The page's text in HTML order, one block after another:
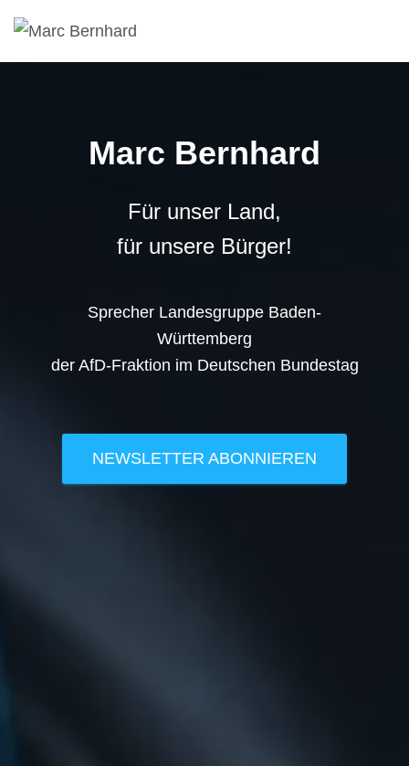
Marc Bernhard
Für unser Land,
für unsere Bürger!
Sprecher Landesgruppe Baden-
Württemberg
der AfD-Fraktion im Deutschen Bundestag
NEWSLETTER ABONNIEREN